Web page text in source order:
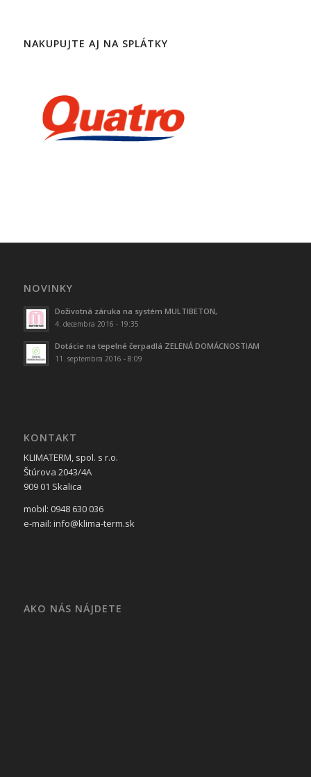
NAKUPUJTE AJ NA SPLÁTKY
NOVINKY
Doživotná záruka na systém MULTIBETON,
4. decembra 2016 - 19:35
Dotácie na tepelné čerpadlá ZELENÁ DOMÁCNOSTIAM
11. septembra 2016 - 8:09
KONTAKT
KLIMATERM, spol. s r.o.
Štúrova 2043/4A
909 01 Skalica
mobil: 0948 630 036
e-mail: info@klima-term.sk
AKO NÁS NÁJDETE